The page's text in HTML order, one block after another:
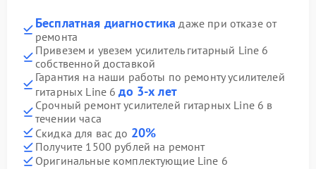
Бесплатная диагностика даже при отказе от
ремонта
Привезем и увезем усилитель гитарный Line 6
собственной доставкой
Гарантия на наши работы по ремонту усилителей
гитарных Line 6до 3-х лет
Срочный ремонт усилителей гитарных Line 6 в
течении часа
Скидка для вас до 20%
Получите 1500 рублей на ремонт
Оригинальные комплектующие Line 6